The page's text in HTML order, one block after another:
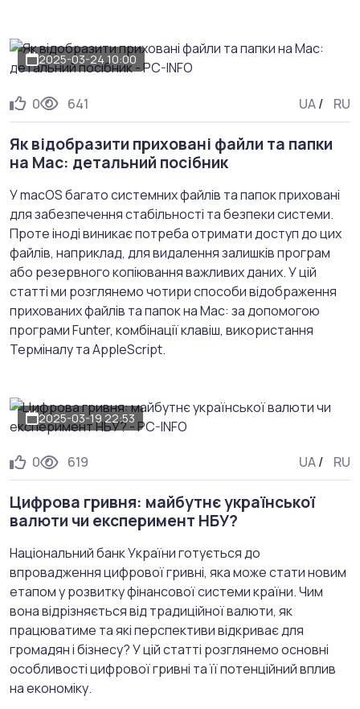
2025-03-24 10:00
0 641 UA/ RU
Як відобразити приховані файли та папки
на Mac: детальний посібник
У macOS багато системних файлів та папок приховані
для забезпечення стабільності та безпеки системи.
Проте іноді виникає потреба отримати доступ до цих
файлів, наприклад, для видалення залишків програм
або резервного копіювання важливих даних. У цій
статті ми розглянемо чотири способи відображення
прихованих файлів та папок на Mac: за допомогою
програми Funter, комбінації клавіш, використання
Терміналу та AppleScript.
2025-03-19 22:53
0 619 UA/ RU
Цифрова гривня: майбутнє української
валюти чи експеримент НБУ?
Національний банк України готується до
впровадження цифрової гривні, яка може стати новим
етапом у розвитку фінансової системи країни. Чим
вона відрізняється від традиційної валюти, як
працюватиме та які перспективи відкриває для
громадян і бізнесу? У цій статті розглянемо основні
особливості цифрової гривні та її потенційний вплив
на економіку.